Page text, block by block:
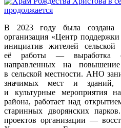
В 2023 году была создана
организация «Центр
инициатив жителей
её работы — выработка
направленных на повышение
в сельской местности. АНО
значимых мест и зданий,
и культурные мероприятия
района, работает над
старинных дворянских
проектов организации —